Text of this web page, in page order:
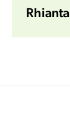
Rhianta